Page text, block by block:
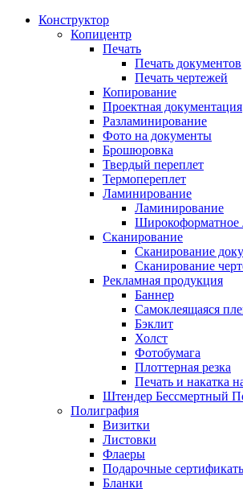
Конструктор
Копицентр
Печать
Печать документов
Печать чертежей
Копирование
Проектная документация
Разламинирование
Фото на документы
Брошюровка
Твердый переплет
Термопереплет
Ламинирование
Ламинирование
Широкоформатное
Сканирование
Сканирование
Сканирование
Рекламная продукция
Баннер
Самоклеящаяся
Бэклит
Холст
Фотобумага
Плоттерная резка
Печать и накатка
Штендер Бессмертный
Полиграфия
Визитки
Листовки
Флаеры
Подарочные
Бланки